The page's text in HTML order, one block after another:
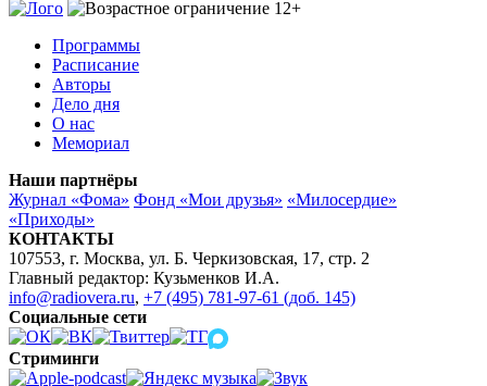
Программы
Расписание
Авторы
Дело дня
О нас
Мемориал
Наши партнёры
Журнал «Фома» Фонд «Мои друзья» «Милосердие»
«Приходы»
КОНТАКТЫ
107553, г. Москва, ул. Б. Черкизовская, 17, стр. 2
Главный редактор: Кузьменков И.А.
info@radiovera.ru, +7 (495) 781-97-61 (доб. 145)
Социальные сети
Стриминги